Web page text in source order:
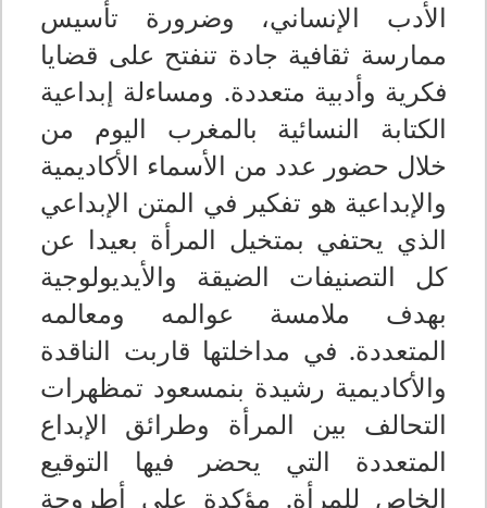
الأدب الإنساني، وضرورة تأسيس
ممارسة ثقافية جادة تنفتح على قضايا
فكرية وأدبية متعددة. ومساءلة إبداعية
الكتابة النسائية بالمغرب اليوم من
خلال حضور عدد من الأسماء الأكاديمية
والإبداعية هو تفكير في المتن الإبداعي
الذي يحتفي بمتخيل المرأة بعيدا عن
كل التصنيفات الضيقة والأيديولوجية
بهدف ملامسة عوالمه ومعالمه
المتعددة. في مداخلتها قاربت الناقدة
والأكاديمية رشيدة بنمسعود تمظهرات
التحالف بين المرأة وطرائق الإبداع
المتعددة التي يحضر فيها التوقيع
الخاص للمرأة. مؤكدة على أطروحة